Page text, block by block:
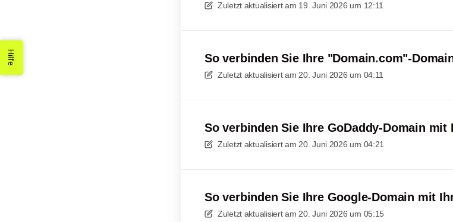
Zuletzt aktualisiert am 19. Juni 2026 um 12:11
So verbinden Sie Ihre "Domain.com"-
Zuletzt aktualisiert am 20. Juni 2026 um 04:11
So verbinden Sie Ihre GoDaddy-Domain mit
Zuletzt aktualisiert am 20. Juni 2026 um 04:21
So verbinden Sie Ihre Google-Domain mit
Zuletzt aktualisiert am 20. Juni 2026 um 05:15
Hilfe